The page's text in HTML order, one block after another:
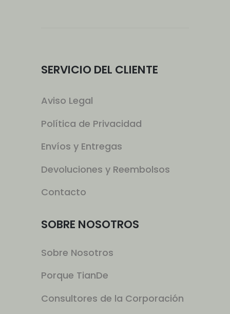
SERVICIO DEL CLIENTE
Aviso Legal
Política de Privacidad
Envíos y Entregas
Devoluciones y Reembolsos
Contacto
SOBRE NOSOTROS
Sobre Nosotros
Porque TianDe
Consultores de la Corporación